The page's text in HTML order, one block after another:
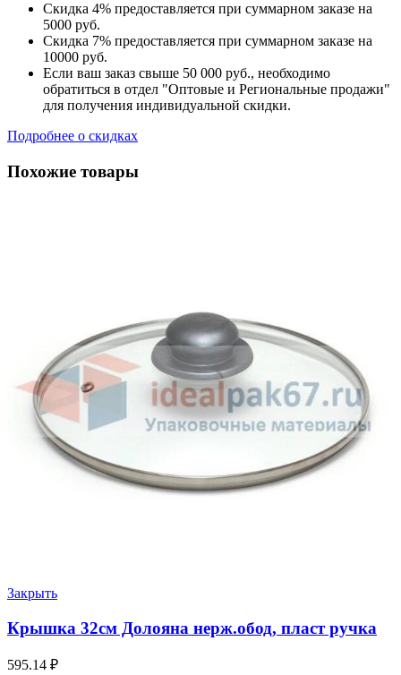
Скидка 4% предоставляется при суммарном заказе на
5000 руб.
Скидка 7% предоставляется при суммарном заказе на
10000 руб.
Если ваш заказ свыше 50 000 руб., необходимо
обратиться в отдел "Оптовые и Региональные продажи"
для получения индивидуальной скидки.
Подробнее о скидках
Похожие товары
Закрыть
Крышка 32см Долояна нерж.обод, пласт ручка
595.14 ₽